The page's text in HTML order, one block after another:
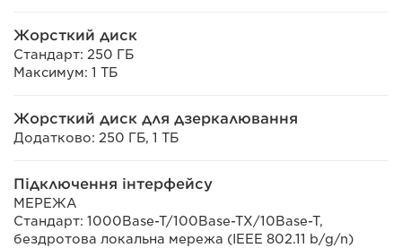
Жорсткий диск
Стандарт: 250 ГБ
Максимум: 1 ТБ
Жорсткий диск для дзеркалювання
Додатково: 250 ГБ, 1 ТБ
Підключення інтерфейсу
МЕРЕЖА
Стандарт: 1000Base-T/100Base-TX/10Base-T,
бездротова локальна мережа (IEEE 802.11 b/g/n)